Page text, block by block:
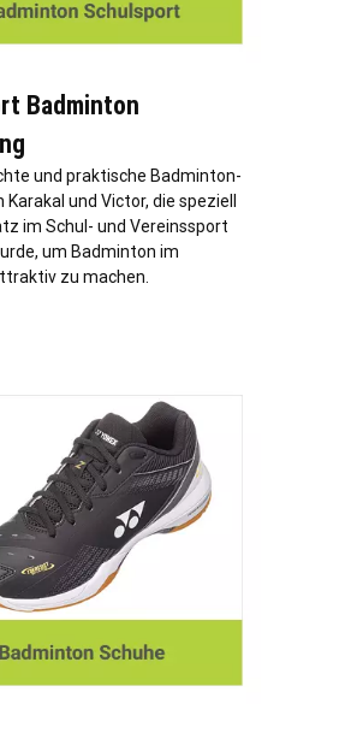
Badminton
und praktische Badminton-
Karakal und Victor, die speziell
im Schul- und Vereinssport
um Badminton im
zu machen.